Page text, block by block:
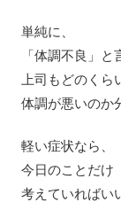
単純に、
「体調不良」と
上司もどのくら
体調が悪いのか
軽い症状なら、
今日のことだけ
考えていればい